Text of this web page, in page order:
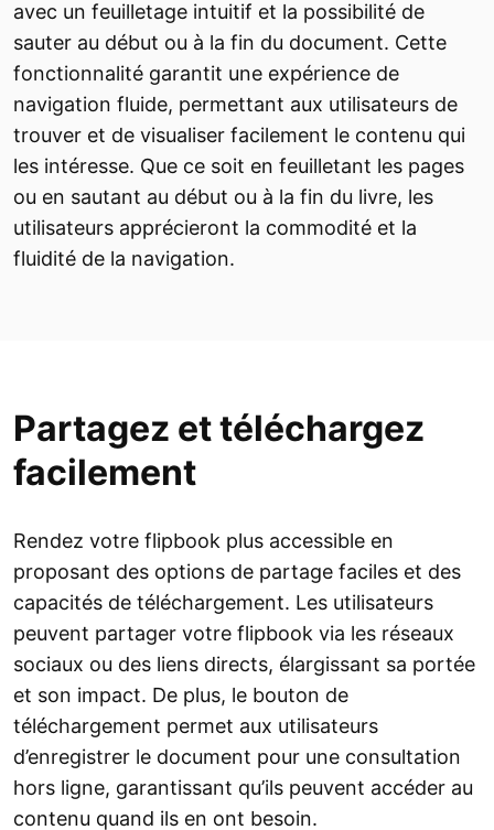
avec un feuilletage intuitif et la possibilité de
sauter au début ou à la fin du document. Cette
fonctionnalité garantit une expérience de
navigation fluide, permettant aux utilisateurs de
trouver et de visualiser facilement le contenu qui
les intéresse. Que ce soit en feuilletant les pages
ou en sautant au début ou à la fin du livre, les
utilisateurs apprécieront la commodité et la
fluidité de la navigation.
Partagez et téléchargez
facilement
Rendez votre flipbook plus accessible en
proposant des options de partage faciles et des
capacités de téléchargement. Les utilisateurs
peuvent partager votre flipbook via les réseaux
sociaux ou des liens directs, élargissant sa portée
et son impact. De plus, le bouton de
téléchargement permet aux utilisateurs
d’enregistrer le document pour une consultation
hors ligne, garantissant qu’ils peuvent accéder au
contenu quand ils en ont besoin.